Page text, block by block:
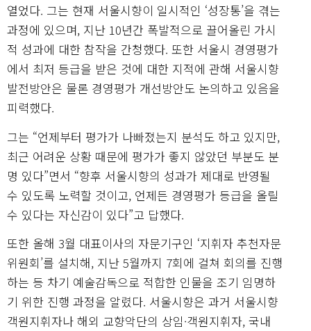
열었다. 그는 현재 서울시향이 일시적인 ‘성장통’을 겪는
과정에 있으며, 지난 10년간 폭발적으로 끌어올린 가시
적 성과에 대한 참작을 간청했다. 또한 서울시 경영평가
에서 최저 등급을 받은 것에 대한 지적에 관해 서울시향
발전방안은 물론 경영평가 개선방안도 논의하고 있음을
피력했다.
그는 “언제부터 평가가 나빠졌는지 분석도 하고 있지만,
최근 어려운 상황 때문에 평가가 좋지 않았던 부분도 분
명 있다”면서 “향후 서울시향의 성과가 제대로 반영될
수 있도록 노력할 것이고, 언제든 경영평가 등급을 올릴
수 있다는 자신감이 있다”고 답했다.
또한 올해 3월 대표이사의 자문기구인 ‘지휘자 추천자문
위원회’를 설치해, 지난 5월까지 7회에 걸쳐 회의를 진행
하는 등 차기 예술감독으로 적합한 인물을 조기 임명하
기 위한 진행 과정을 알렸다. 서울시향은 과거 서울시향
객원지휘자나 해외 교향악단의 상임·객원지휘자, 국내